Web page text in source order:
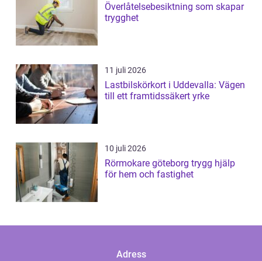
Överlåtelsebesiktning som skapar
trygghet
11 juli 2026
Lastbilskörkort i Uddevalla: Vägen
till ett framtidssäkert yrke
10 juli 2026
Rörmokare göteborg trygg hjälp
för hem och fastighet
Adress